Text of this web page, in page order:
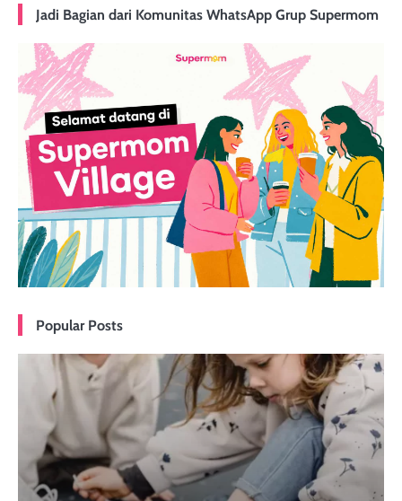
Jadi Bagian dari Komunitas WhatsApp Grup Supermom
Popular Posts